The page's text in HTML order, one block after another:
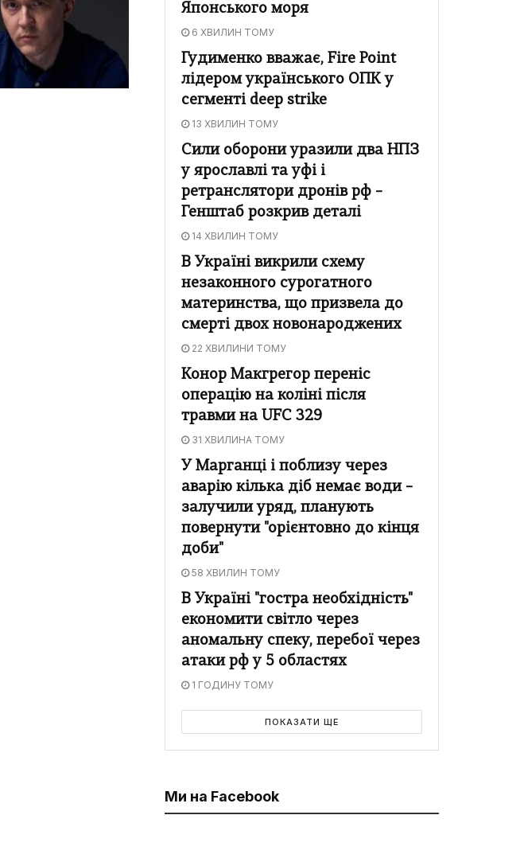
Японського моря
6 ХВИЛИН ТОМУ
Гудименко вважає, Fire Point
лідером українського ОПК у
сегменті deep strike
13 ХВИЛИН ТОМУ
Сили оборони уразили два НПЗ
у ярославлі та уфі і
ретранслятори дронів рф –
Генштаб розкрив деталі
14 ХВИЛИН ТОМУ
В Україні викрили схему
незаконного сурогатного
материнства, що призвела до
смерті двох новонароджених
22 ХВИЛИНИ ТОМУ
Конор Макгрегор переніс
операцію на коліні після
травми на UFC 329
31 ХВИЛИНА ТОМУ
У Марганці і поблизу через
аварію кілька діб немає води –
залучили уряд, планують
повернути "орієнтовно до кінця
доби"
58 ХВИЛИН ТОМУ
В Україні "гостра необхідність"
економити світло через
аномальну спеку, перебої через
атаки рф у 5 областях
1 ГОДИНУ ТОМУ
ПОКАЗАТИ ЩЕ
Ми на Facebook